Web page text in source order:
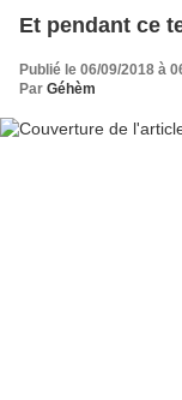
Et pendant ce
Publié le 06/09/2018 à
Par Géhèm